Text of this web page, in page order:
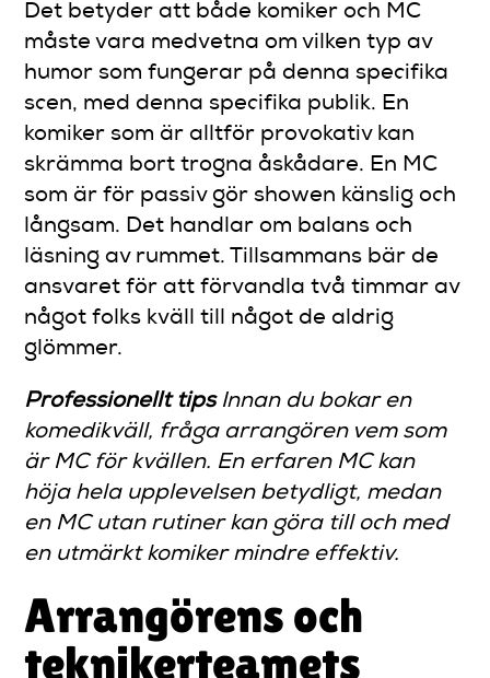
Det betyder att både komiker och MC
måste vara medvetna om vilken typ av
humor som fungerar på denna specifika
scen, med denna specifika publik. En
komiker som är alltför provokativ kan
skrämma bort trogna åskådare. En MC
som är för passiv gör showen känslig och
långsam. Det handlar om balans och
läsning av rummet. Tillsammans bär de
ansvaret för att förvandla två timmar av
något folks kväll till något de aldrig
glömmer.
Professionellt tips Innan du bokar en
komedikväll, fråga arrangören vem som
är MC för kvällen. En erfaren MC kan
höja hela upplevelsen betydligt, medan
en MC utan rutiner kan göra till och med
en utmärkt komiker mindre effektiv.
Arrangörens och
teknikerteamets